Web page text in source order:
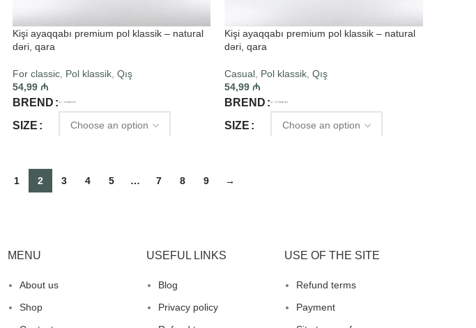
Kişi ayaqqabı premium pol klassik – natural
dəri, qara
For classic, Pol klassik, Qış
54,99 ₼
BREND
SIZE
Kişi ayaqqabı premium pol klassik – natural
dəri, qara
Casual Pol klassik ,Qış
54,99₼
BREND
SIZE
1 2 3 4 5 … 7 8 9 →
MENU
About us
Shop
USEFUL LINKS
Blog
Privacy policy
USE OF THE SITE
Refund terms
Payment